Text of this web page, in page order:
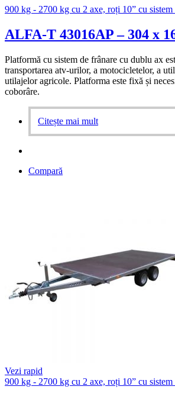
900 kg - 2700 kg cu 2 axe, roți 10” cu sistem
ALFA-T 43016AP – 304 x
Platformă cu sistem de frânare cu dublu ax
transportarea atv-urilor, a motocicletelor, a
utilajelor agricole. Platforma este fixă și
coborâre.
Citește mai mult
Compară
Vezi rapid
900 kg - 2700 kg cu 2 axe, roți 10” cu sistem